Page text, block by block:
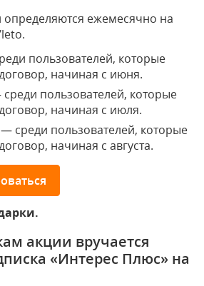
ежемесячно на
пользователей, которые
начиная с июня.
среди пользователей, которые
начиная с июля.
среди пользователей, которые
начиная с августа.
акции вручается
«Интерес Плюс» на